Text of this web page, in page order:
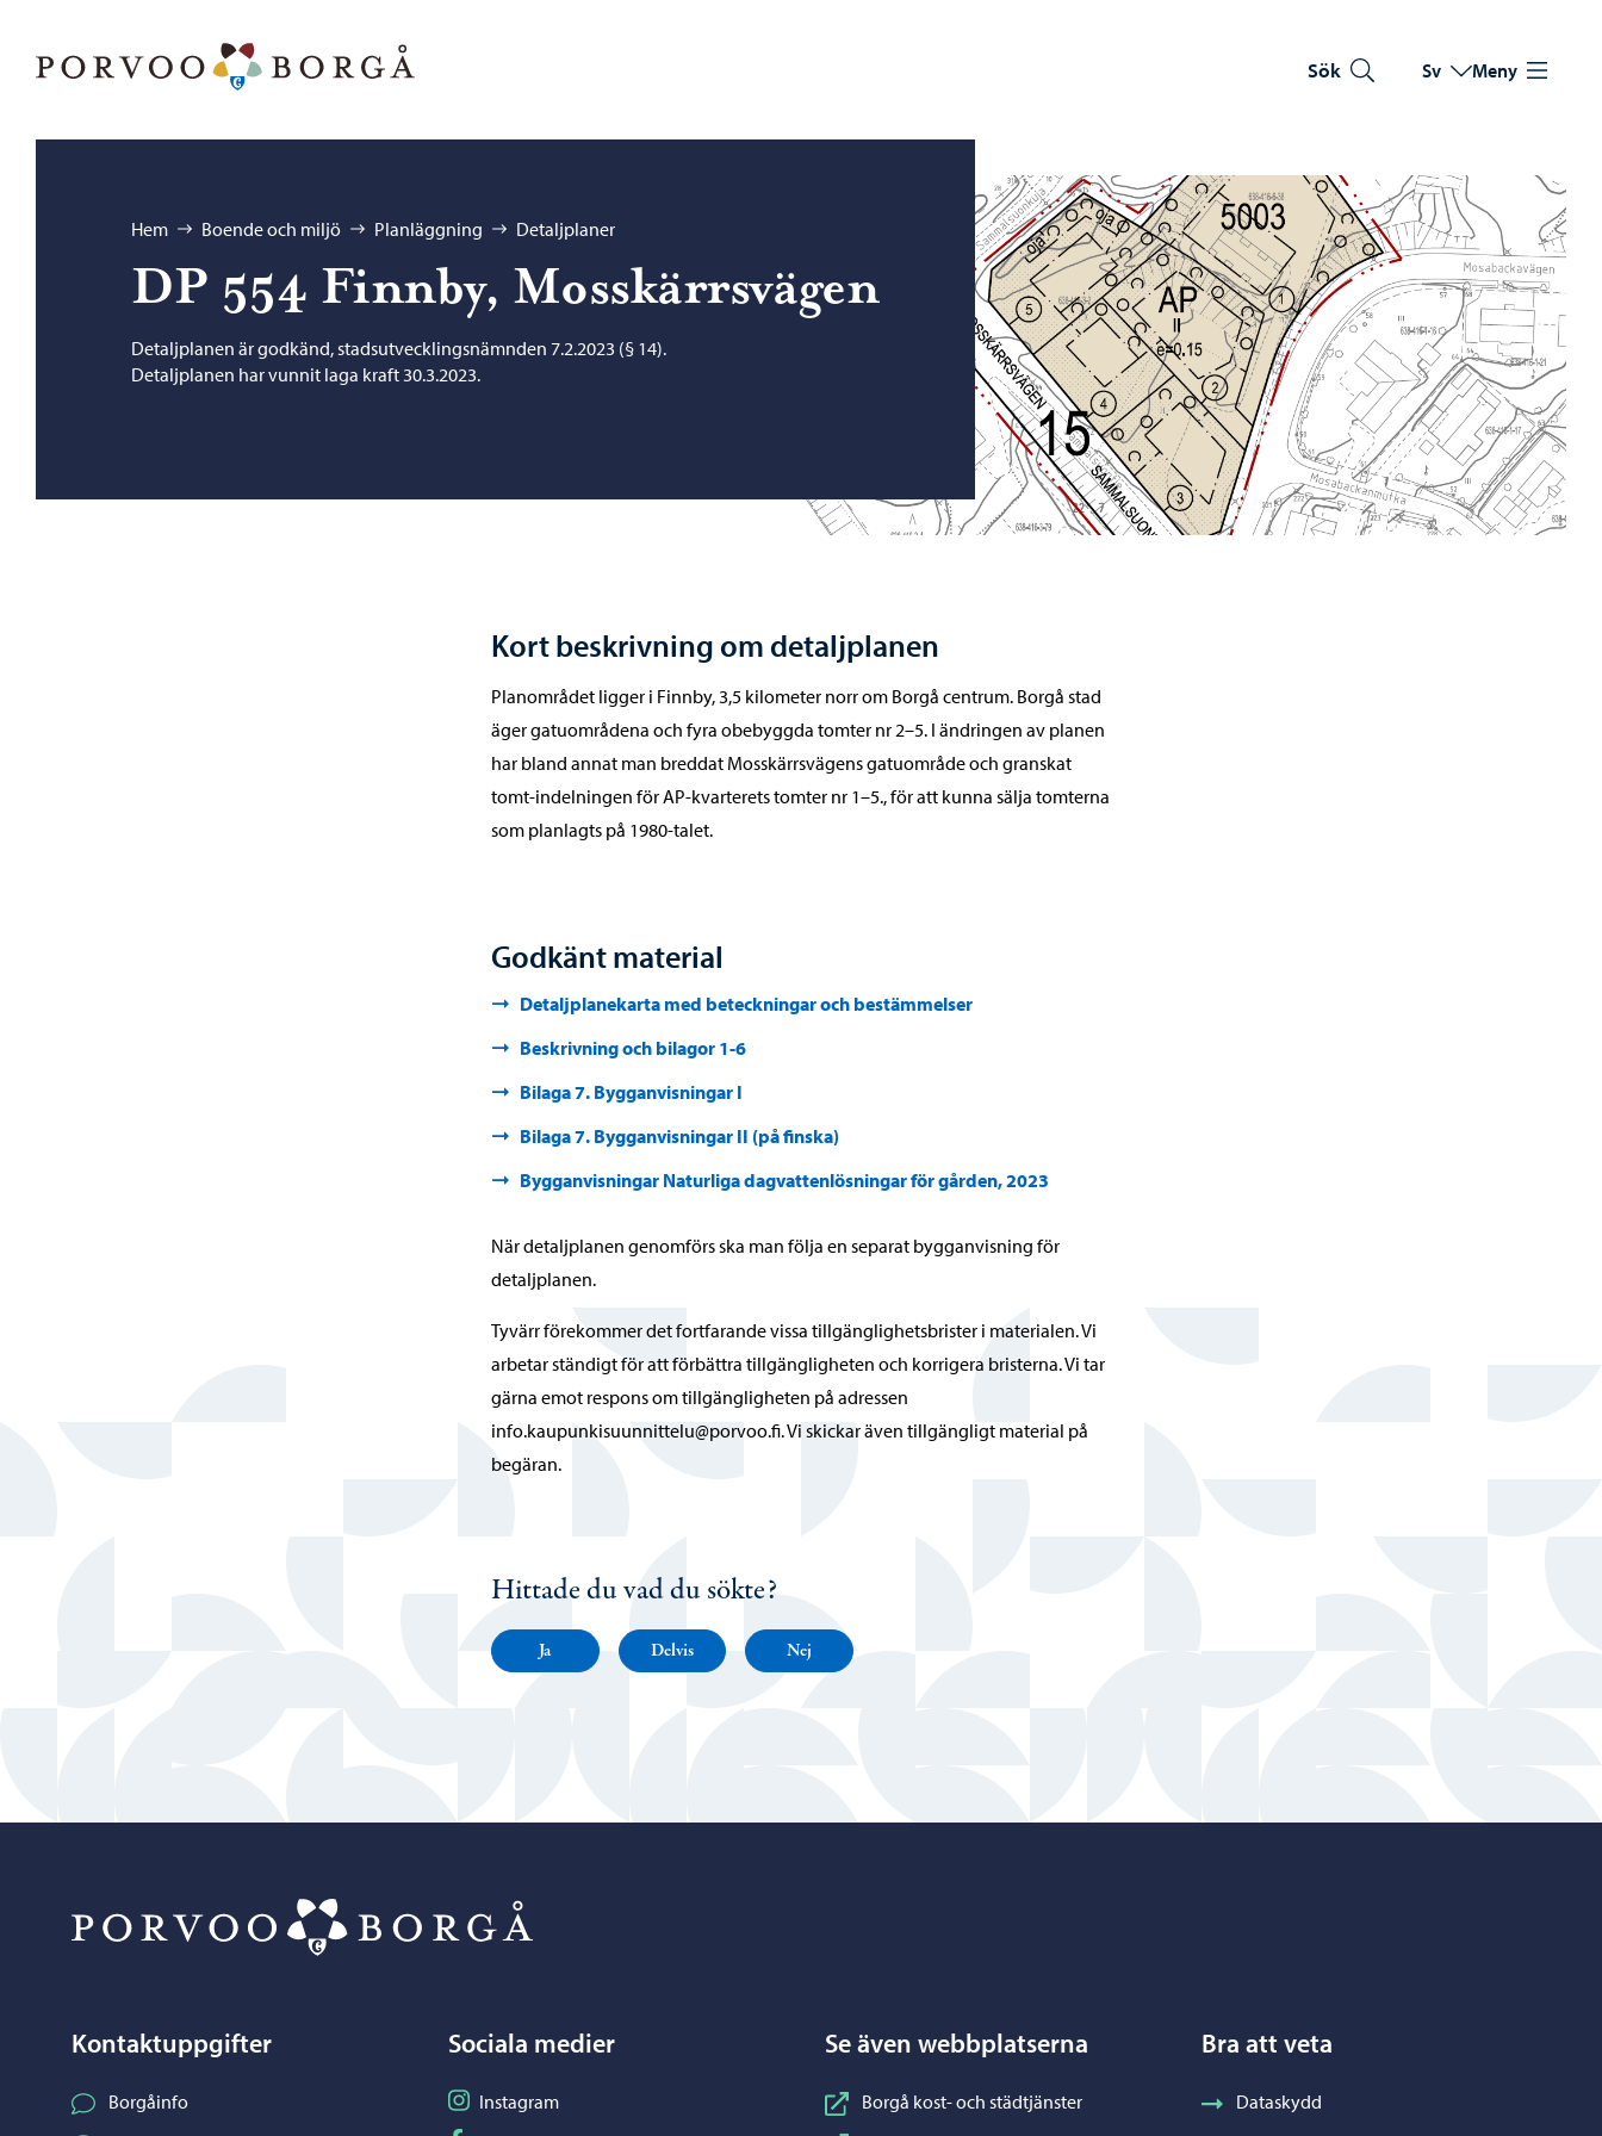
Sök Byt språk
Nuvarande språk:
Sv Meny
Bläddra:
Hem Boende och miljö Planläggning Detaljplaner
DP 554 Finnby, Mosskärrsvägen
Detaljplanen är godkänd, stadsutvecklingsnämnden 7.2.2023 (§ 14).
Detaljplanen har vunnit laga kraft 30.3.2023.
Kort beskrivning om detaljplanen
Planområdet ligger i Finnby, 3,5 kilometer norr om Borgå centrum. Borgå stad
äger gatuområdena och fyra obebyggda tomter nr 2–5. I ändringen av planen
har bland annat man breddat Mosskärrsvägens gatuområde och granskat
tomt-indelningen för AP-kvarterets tomter nr 1–5., för att kunna sälja tomterna
som planlagts på 1980-talet.
Godkänt material
Detaljplanekarta med beteckningar och bestämmelser
Beskrivning och bilagor 1-6
Bilaga 7. Bygganvisningar I
Bilaga 7. Bygganvisningar II (på finska)
Bygganvisningar Naturliga dagvattenlösningar för gården, 2023
När detaljplanen genomförs ska man följa en separat bygganvisning för
detaljplanen.
Tyvärr förekommer det fortfarande vissa tillgänglighetsbrister i materialen. Vi
arbetar ständigt för att förbättra tillgängligheten och korrigera bristerna. Vi tar
gärna emot respons om tillgängligheten på adressen
info.kaupunkisuunnittelu@porvoo.fi. Vi skickar även tillgängligt material på
begäran.
Hittade du vad du sökte?
Ja Delvis Nej
Kontaktuppgifter
Borgåinfo
Sociala medier
Följ på Instagram
Instagram
Se även webbplatserna
Borgå kost- och städtjänster
Bra att veta
Dataskydd